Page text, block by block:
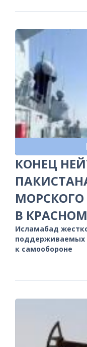
КОНЕЦ
МОРСКОГО
В
Исламабад
поддерживаемых
к самообороне